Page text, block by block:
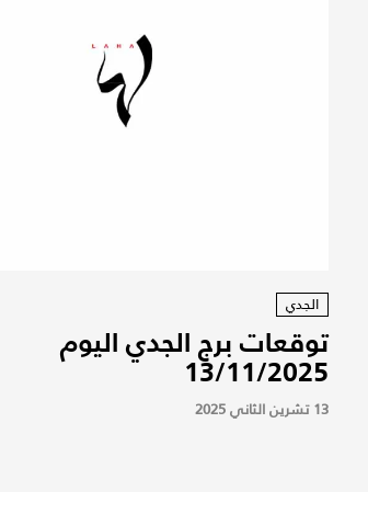
الجدي
توقعات برج الجدي اليوم
13/11/2025
13 تشرين الثاني 2025